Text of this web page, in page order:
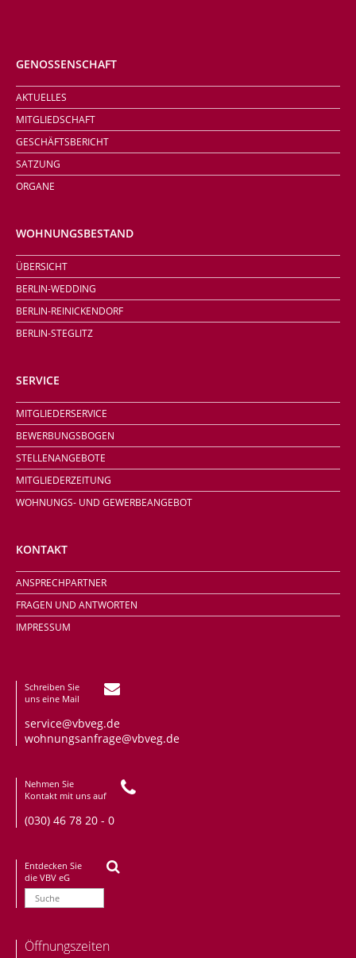
GENOSSENSCHAFT
Navigation
überspringen
AKTUELLES
MITGLIEDSCHAFT
GESCHÄFTSBERICHT
SATZUNG
ORGANE
WOHNUNGSBESTAND
Navigation
überspringen
ÜBERSICHT
BERLIN-WEDDING
BERLIN-REINICKENDORF
BERLIN-STEGLITZ
SERVICE
Navigation
überspringen
MITGLIEDERSERVICE
BEWERBUNGSBOGEN
STELLENANGEBOTE
MITGLIEDERZEITUNG
WOHNUNGS- UND GEWERBEANGEBOT
KONTAKT
Navigation
überspringen
ANSPRECHPARTNER
FRAGEN UND ANTWORTEN
IMPRESSUM
Schreiben Sie
uns eine Mail
service@vbveg.de
wohnungsanfrage@vbveg.de
Nehmen Sie
Kontakt mit uns auf
(030) 46 78 20 - 0
Entdecken Sie
die VBV eG
Öffnungszeiten